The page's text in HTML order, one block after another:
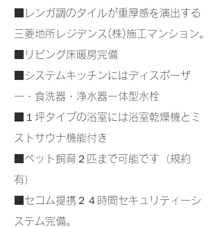
■レンガ調のタイルが重厚感を演出する
三菱地所レジデンス(株)施工マンション。
■リビング床暖房完備
■システムキッチンにはディスポーザ
ー・食洗器・浄水器一体型水栓
■１坪タイプの浴室には浴室乾燥機とミ
ストサウナ機能付き
■ペット飼育２匹まで可能です（規約
有）
■セコム提携２４時間セキュリティーシ
ステム完備。